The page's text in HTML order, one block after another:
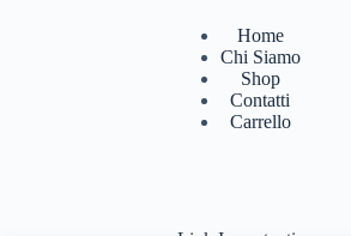
Home
Chi Siamo
Shop
Contatti
Carrello